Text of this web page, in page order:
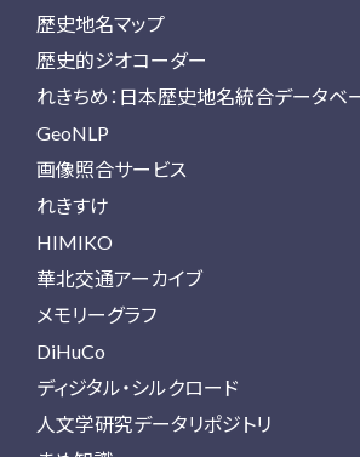
歴史地名マップ
歴史的ジオコーダー
れきちめ：日本歴史地名統合データベ
GeoNLP
画像照合サービス
れきすけ
HIMIKO
華北交通アーカイブ
メモリーグラフ
DiHuCo
ディジタル・シルクロード
人文学研究データリポジトリ